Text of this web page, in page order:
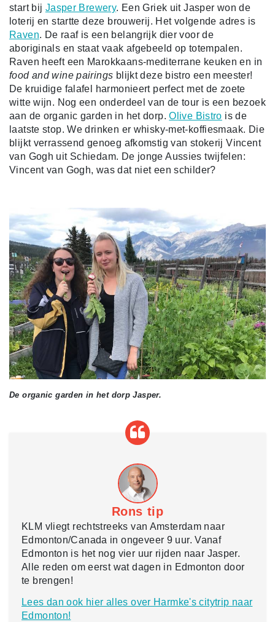
start bij Jasper Brewery. Een Griek uit Jasper won de
loterij en startte deze brouwerij. Het volgende adres is
Raven. De raaf is een belangrijk dier voor de
aboriginals en staat vaak afgebeeld op totempalen.
Raven heeft een Marokkaans-mediterrane keuken en in
food and wine pairings blijkt deze bistro een meester!
De kruidige falafel harmonieert perfect met de zoete
witte wijn. Nog een onderdeel van de tour is een bezoek
aan de organic garden in het dorp.Olive Bistro is de
laatste stop. We drinken er whisky-met-koffiesmaak. Die
blijkt verrassend genoeg afkomstig van stokerij Vincent
van Gogh uit Schiedam. De jonge Aussies twijfelen:
Vincent van Gogh, was dat niet een schilder?
De organic garden in het dorp Jasper.
Rons tip
KLM vliegt rechtstreeks van Amsterdam naar
Edmonton/Canada in ongeveer 9 uur. Vanaf
Edmonton is het nog vier uur rijden naar Jasper.
Alle reden om eerst wat dagen in Edmonton door
te brengen!
Lees dan ook hier alles over Harmke's citytrip naar
Edmonton!